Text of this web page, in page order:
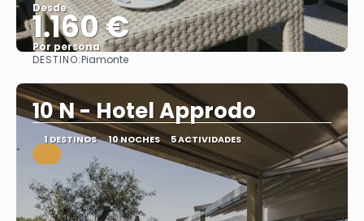
Desde
1.160 €
Por persona
DESTINO:Piamonte
10 N - Hotel Approdo
1 DESTINOS 10 NOCHES 5 ACTIVIDADES
.